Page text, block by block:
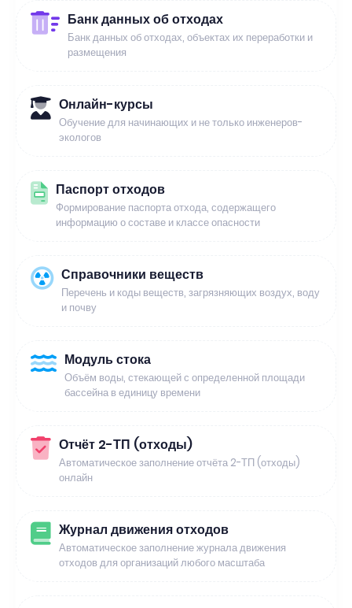
Банк данных об отходах
Банк данных об отходах, объектах их переработки и
размещения
Онлайн-курсы
Обучение для начинающих и не только инженеров-
экологов
Паспорт отходов
Формирование паспорта отхода, содержащего
информацию о составе и классе опасности
Справочники веществ
Перечень и коды веществ, загрязняющих воздух, воду
и почву
Модуль стока
Объём воды, стекающей с определенной площади
бассейна в единицу времени
Отчёт 2-ТП (отходы)
Автоматическое заполнение отчёта 2-ТП (отходы)
онлайн
Журнал движения отходов
Автоматическое заполнение журнала движения
отходов для организаций любого масштаба